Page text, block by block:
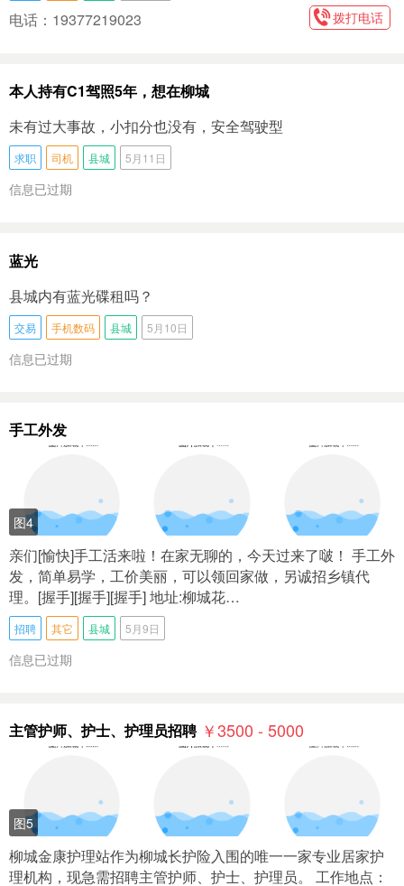
电话：19377219023 拨打电话
本人持有C1驾照5年，想在柳城
未有过大事故，小扣分也没有，安全驾驶型
求职 司机 县城 5月11日
信息已过期
蓝光
县城内有蓝光碟租吗？
交易 手机数码 县城 5月10日
信息已过期
手工外发
图4
亲们[愉快]手工活来啦！在家无聊的，今天过来了啵！ 手工外
发，简单易学，工价美丽，可以领回家做，另诚招乡镇代
理。[握手][握手][握手] 地址:柳城花…
招聘 其它 县城 5月9日
信息已过期
主管护师、护士、护理员招聘 ￥3500 - 5000
图5
柳城金康护理站作为柳城长护险入围的唯一一家专业居家护
理机构，现急需招聘主管护师、护士、护理员。 工作地点：